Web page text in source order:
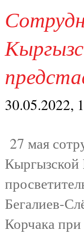
30.05.2022,
27 мая
Кыргызской
Бегалиев-
Корчака